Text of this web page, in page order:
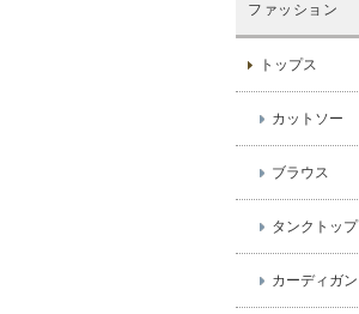
ファッション
トップス
カットソー
ブラウス
タンクトップ
カーディガン